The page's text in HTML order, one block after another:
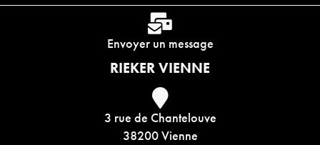
Envoyer un message
RIEKER VIENNE
3 rue de Chantelouve
38200 Vienne